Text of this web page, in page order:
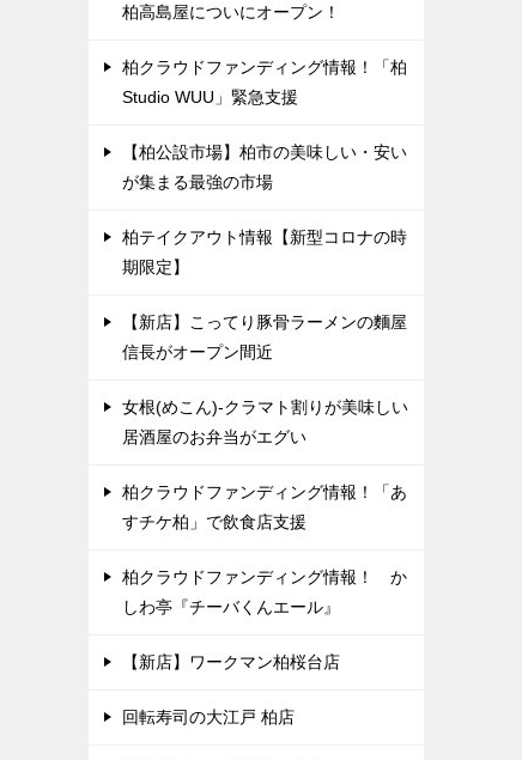
柏高島屋についにオープン！
柏クラウドファンディング情報！「柏
Studio WUU」緊急支援
【柏公設市場】柏市の美味しい・安い
が集まる最強の市場
柏テイクアウト情報【新型コロナの時
期限定】
【新店】こってり豚骨ラーメンの麵屋
信長がオープン間近
女根(めこん)-クラマト割りが美味しい
居酒屋のお弁当がエグい
柏クラウドファンディング情報！「あ
すチケ柏」で飲食店支援
柏クラウドファンディング情報！ か
しわ亭『チーバくんエール』
【新店】ワークマン柏桜台店
回転寿司の大江戸 柏店